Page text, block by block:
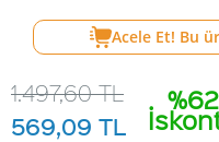
Acele Et! Bu
%62
1.497,60TL
569,09 TL